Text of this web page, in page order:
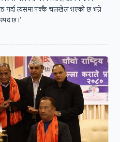
गर्दा त्यसमा पक्कै चलखेल भएको छ भन्ने
छ।’